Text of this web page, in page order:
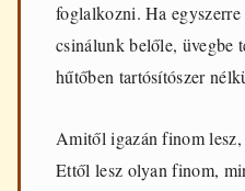
foglalkozni. Ha
csinálunk belőle, üvegbe
hűtőben tartósítószer
Amitől igazán finom
Ettől lesz olyan finom,